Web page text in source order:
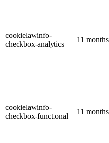
cookielawinfo-
checkbox-analytics
11 months
cookielawinfo-
checkbox-functional
11 months